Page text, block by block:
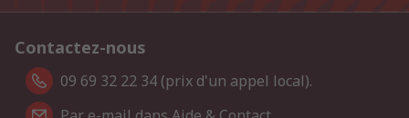
Contactez-nous
09 69 32 22 34 (prix d'un appel local).